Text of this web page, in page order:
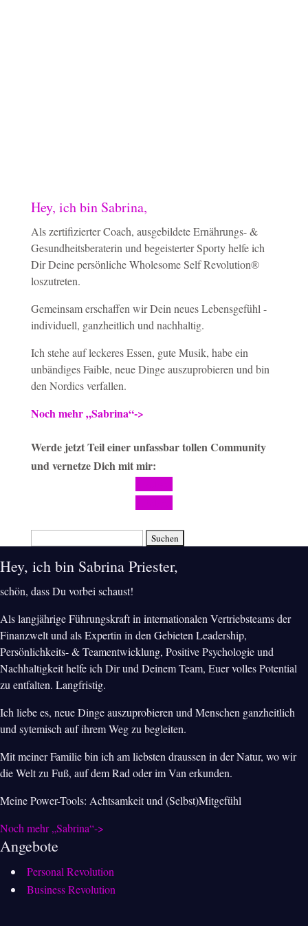
Hey, ich bin Sabrina,
Als zertifizierter Coach, ausgebildete Ernährungs- &
Gesundheitsberaterin und begeisterter Sporty helfe ich
Dir Deine persönliche Wholesome Self Revolution®
loszutreten.
Gemeinsam erschaffen wir Dein neues Lebensgefühl -
individuell, ganzheitlich und nachhaltig.
Ich stehe auf leckeres Essen, gute Musik, habe ein
unbändiges Faible, neue Dinge auszuprobieren und bin
den Nordics verfallen.
Noch mehr „Sabrina“->
Werde jetzt Teil einer unfassbar tollen Community
und vernetze Dich mit mir:
Hey, ich bin Sabrina Priester,
schön, dass Du vorbei schaust!
Als langjährige Führungskraft in internationalen Vertriebsteams der
Finanzwelt und als Expertin in den Gebieten Leadership,
Persönlichkeits- & Teamentwicklung, Positive Psychologie und
Nachhaltigkeit helfe ich Dir und Deinem Team, Euer volles Potential
zu entfalten. Langfristig.
Ich liebe es, neue Dinge auszuprobieren und Menschen ganzheitlich
und sytemisch auf ihrem Weg zu begleiten.
Mit meiner Familie bin ich am liebsten draussen in der Natur, wo wir
die Welt zu Fuß, auf dem Rad oder im Van erkunden.
Meine Power-Tools: Achtsamkeit und (Selbst)Mitgefühl
Noch mehr „Sabrina“->
Angebote
Personal Revolution
Business Revolution